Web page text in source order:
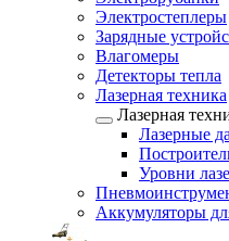
Электростеплеры
Зарядные
Влагомеры
Детекторы тепла
Лазерная техника
Лазерная
Лазерные
Уровни
Аккумуляторы